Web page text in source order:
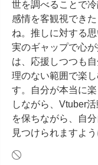
世を調べることで
感情を客観視でき
ね。推しに対する
実のギャップで心
は、応援しつつも
理のない範囲で楽
す。自分が本当に
しながら、Vtuber
を保ちながら、自
見つけられますよう